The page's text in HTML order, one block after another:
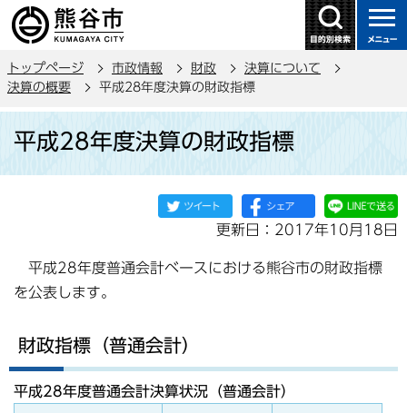
の
ー
トップページ 市政情報 財政
決算について
決算の概要
平成28年度決算の財政指標
平成28年度決算の財政指標
更新日：2017年10月18日
平成28年度普通会計ベースにおける熊谷市の財政指標
を公表します。
財政指標（普通会計）
平成28年度普通会計決算状況（普通会計）